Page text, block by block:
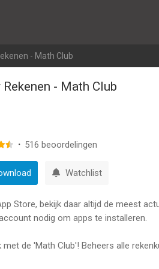
- Math Club
Rekenen - Math Club
· 516 beoordelingen
Watchlist
Store, bekijk daar altijd de meest
nodig om apps te installeren.
de 'Math Club'! Beheers alle